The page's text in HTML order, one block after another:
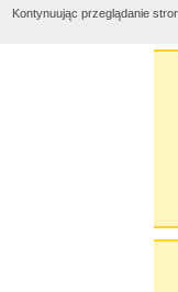
Kontynuując przeglądanie